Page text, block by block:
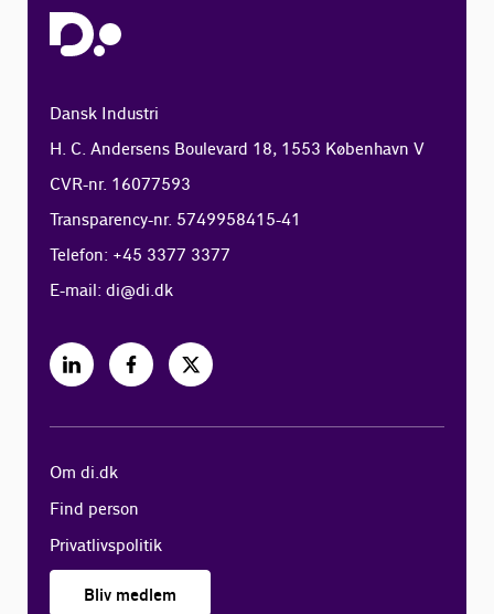
Dansk Industri
H. C. Andersens Boulevard 18, 1553 København V
CVR-nr. 16077593
Transparency-nr. 5749958415-41
Telefon: +45 3377 3377
E-mail:di@di.dk
Om di.dk
Find person
Privatlivspolitik
Bliv medlem